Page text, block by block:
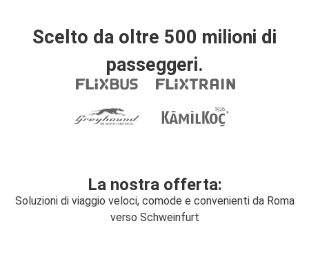
Scelto da oltre 500 milioni di
passeggeri.
La nostra offerta:
Soluzioni di viaggio veloci, comode e convenienti da Roma
verso Schweinfurt